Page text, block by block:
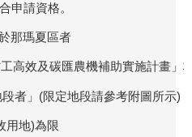
申請資格。
那瑪夏區者
高效及碳匯農機補助實施計畫」
者」(限定地段請參考附圖所示)
用地)為限